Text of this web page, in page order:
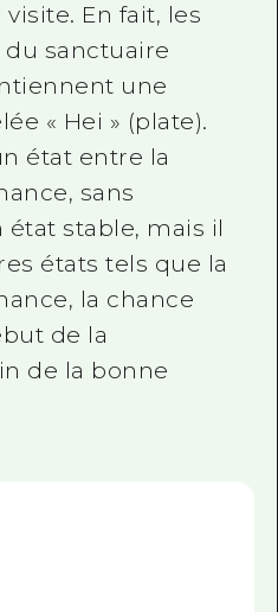
En fait, les
sanctuaire
une
« Hei » (plate).
état entre la
sans
stable, mais il
états tels que la
la chance
de la
de la bonne